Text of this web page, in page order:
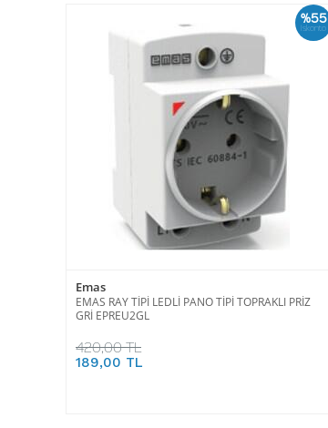
%55
İskonto
Emas
EMAS RAY TİPİ LEDLİ PANO TİPİ TOPRAKLI PRİZ
GRİ EPREU2GL
420,00 TL
189,00 TL